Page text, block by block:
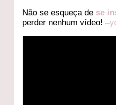
Não se esqueça de se
perder nenhum vídeo! –